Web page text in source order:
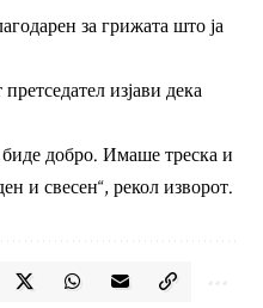
за грижата што ја
изјави дека
добро. Имаше треска и
и свесен“, рекол изворот.